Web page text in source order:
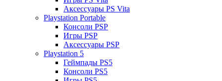
Аксессуары PS Vita
Playstation Portable
Консоли PSP
Игры PSP
Аксессуары PSP
Playstation 5
Геймпады PS5
Консоли PS5